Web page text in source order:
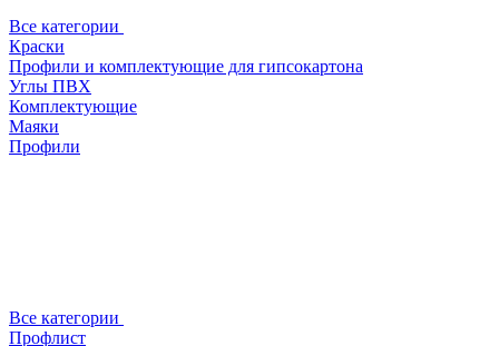
Все категории
Краски
Профили и комплектующие для гипсокартона
Углы ПВХ
Комплектующие
Маяки
Профили
Все категории
Профлист